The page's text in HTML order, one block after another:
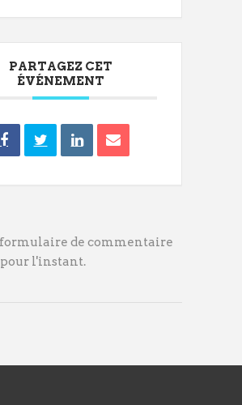
PARTAGEZ CET
ÉVÉNEMENT
formulaire de commentaire
l'instant.